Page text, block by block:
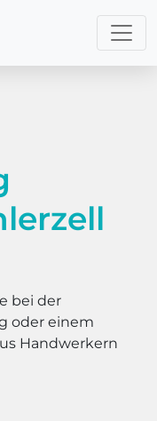
bei der
oder einem
Handwerkern